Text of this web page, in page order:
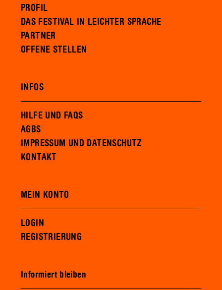
PROFIL
DAS FESTIVAL IN LEICHTER SPRACHE
PARTNER
OFFENE STELLEN
INFOS
HILFE UND FAQS
AGBS
IMPRESSUM UND DATENSCHUTZ
KONTAKT
MEIN KONTO
LOGIN
REGISTRIERUNG
Informiert bleiben